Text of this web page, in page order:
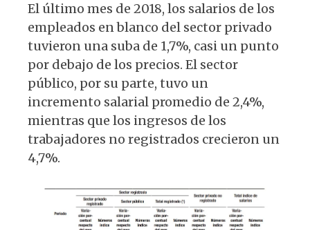
El último mes de 2018, los salarios de los
empleados en blanco del sector privado
tuvieron una suba de 1,7%, casi un punto
por debajo de los precios. El sector
público, por su parte, tuvo un
incremento salarial promedio de 2,4%,
mientras que los ingresos de los
trabajadores no registrados crecieron un
4,7%.